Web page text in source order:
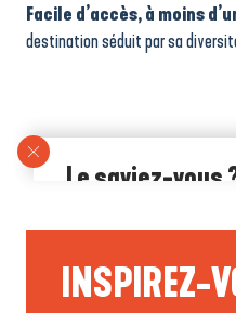
Facile d’accès, à moins
destination séduit par sa
Le saviez-vous
INSPIREZ-